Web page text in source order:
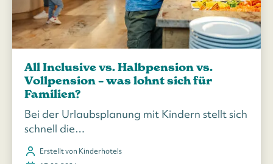
All Inclusive vs. Halbpension vs.
Vollpension – was lohnt sich für
Familien?
Bei der Urlaubsplanung mit Kindern stellt sich
schnell die…
Erstellt von Kinderhotels